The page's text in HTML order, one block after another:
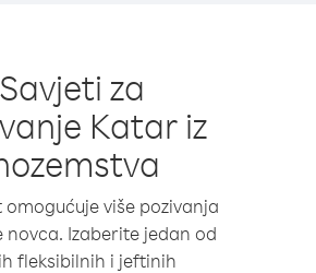
Savjeti za
Katar iz
omogućuje više pozivanja
novca. Izaberite jedan od
fleksibilnih i jeftinih